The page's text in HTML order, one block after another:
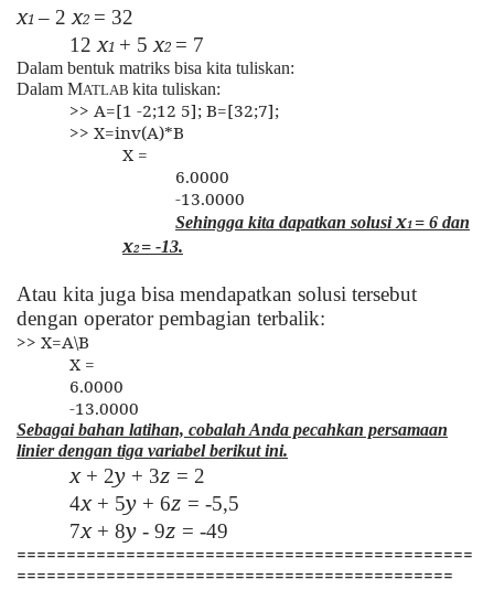
x1– 2 x2 = 32
12 x1 + 5 x2 = 7
Dalam bentuk matriks bisa kita tuliskan:
Dalam MATLAB kita tuliskan:
>> A=[1 -2;12 5]; B=[32;7];
>> X=inv(A)*B
X =
6.0000
-13.0000
Sehingga kita dapatkan solusix1 = 6 dan
x2= -13.
Atau kita juga bisa mendapatkan solusi tersebut
dengan operator pembagian terbalik:
>> X=A\B
X =
6.0000
-13.0000
Sebagai bahan latihan, cobalah Anda pecahkan persamaan
linier dengan tiga variabel berikut ini.
x + 2y + 3z = 2
4x + 5y + 6z = -5,5
7x + 8y - 9z = -49
==============================================
============================================